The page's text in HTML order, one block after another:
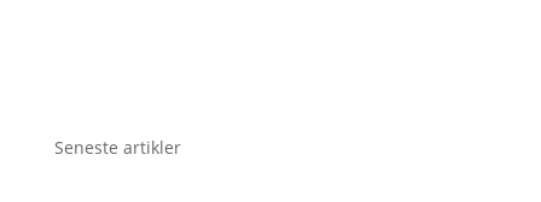
Seneste artikler